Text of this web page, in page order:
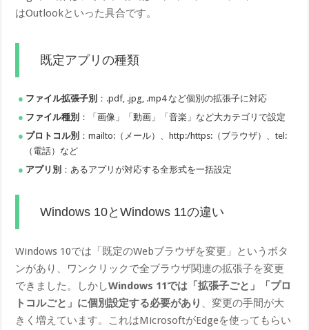
はOutlookといった具合です。
既定アプリの種類
ファイル拡張子別 ：.pdf, .jpg, .mp4 など個別の拡張子に対応
ファイル種別 ：「画像」「動画」「音楽」など大カテゴリで設定
プロトコル別 ：mailto:（メール）、http:/https:（ブラウザ）、tel:
（電話）など
アプリ別 ：あるアプリが対応する全形式を一括設定
Windows 10とWindows 11の違い
Windows 10では「既定のWebブラウザを変更」というボタ
ンがあり、ワンクリックで全ブラウザ関連の拡張子を変更
できました。しかしWindows 11では「拡張子ごと」「プロ
トコルごと」に個別設定する必要があり 、変更の手間が大
きく増えています。これはMicrosoftがEdgeを使ってもらい